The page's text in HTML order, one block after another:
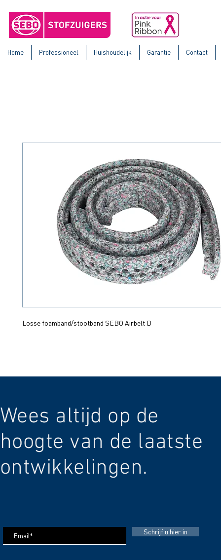
Home Professioneel Huishoudelijk Garantie Contact
Losse foamband/stootband SEBO Airbelt D
Wees altijd op de
hoogte van de laatste
ontwikkelingen.
Schrijf u hier in